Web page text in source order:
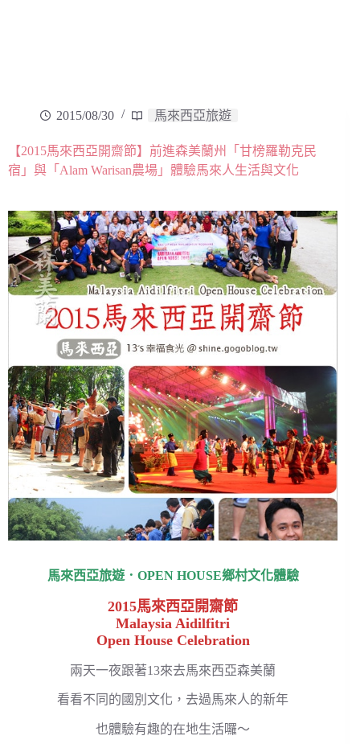
2015/08/30 馬來西亞旅遊
【2015馬來西亞開齋節】前進森美蘭州「甘榜羅勒克民
宿」與「Alam Warisan農場」體驗馬來人生活與文化
馬來西亞旅遊．OPEN HOUSE鄉村文化體驗
2015馬來西亞開齋節
Malaysia Aidilfitri
Open House Celebration
兩天一夜跟著13來去馬來西亞森美蘭
看看不同的國別文化，去過馬來人的新年
也體驗有趣的在地生活囉～